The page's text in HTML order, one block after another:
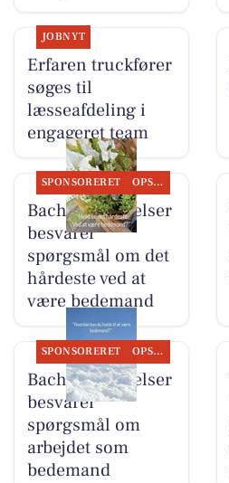
JOBNYT
Erfaren truckfører
søges til
læsseafdeling i
engageret team
SPONSORERET OPSLAGSTAVLEN
Bachs Begravelser
besvarer
spørgsmål om det
hårdeste ved at
være bedemand
SPONSORERET OPSLAGSTAVLEN
Bachs Begravelser
besvarer
spørgsmål om
arbejdet som
bedemand